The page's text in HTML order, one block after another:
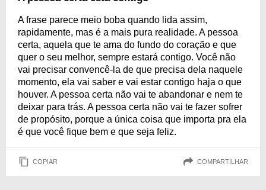
A frase parece meio boba quando lida assim,
rapidamente, mas é a mais pura realidade. A pessoa
certa, aquela que te ama do fundo do coração e que
quer o seu melhor, sempre estará contigo. Você não
vai precisar convencê-la de que precisa dela naquele
momento, ela vai saber e vai estar contigo haja o que
houver. A pessoa certa não vai te abandonar e nem te
deixar para trás. A pessoa certa não vai te fazer sofrer
de propósito, porque a única coisa que importa pra ela
é que você fique bem e que seja feliz.
COPIAR COMPARTILHAR